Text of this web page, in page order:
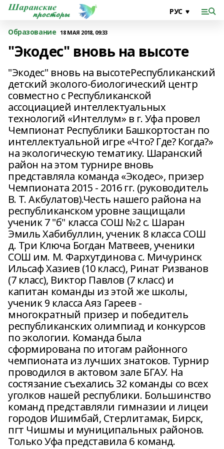
Образование 18 МАЯ 2018, 09:33
"Экодес" вновь на высоте
"Экодес" вновь на высотеРеспубликанский
детский эколого-биологический центр
совместно с Республиканской
ассоциацией интеллектуальных
технологий «Интеллум» в г. Уфа провел
Чемпионат Республики Башкортостан по
интеллектуальной игре «Что? Где? Когда?»
на экологическую тематику. Шаранский
район на этом турнире вновь
представляла команда «Экодес», призер
Чемпионата 2015 - 2016 гг. (руководитель
В. Т. Акбулатов).Честь нашего района на
республиканском уровне защищали
ученик 7 "б" класса СОШ №2 с. Шаран
Эмиль Хабибуллин, ученик 8 класса СОШ
д. Три Ключа Богдан Матвеев, ученики
СОШ им. М. Фархутдинова с. Мичуринск
Ильсаф Хазиев (10 класс), Ринат Ризванов
(7 класс), Виктор Павлов (7 класс) и
капитан команды из этой же школы,
ученик 9 класса Аяз Гареев -
многократный призер и победитель
республиканских олимпиад и конкурсов
по экологии. Команда была
сформирована по итогам районного
чемпионата из лучших знатоков. Турнир
проводился в актовом зале БГАУ. На
состязание съехались 32 команды со всех
уголков нашей республики. Большинство
команд представляли гимназии и лицеи
городов Ишимбай, Стерлитамак, Бирск,
пгт Чишмы и муниципальных районов.
Только Уфа представила 6 команд.